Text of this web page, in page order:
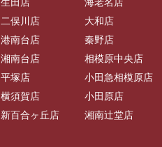
二俣川店
港南台店
湘南台店
平塚店
横須賀店
新百合ヶ丘店
大和店
秦野店
相模原中央店
小田急相模原店
小田原店
湘南辻堂店